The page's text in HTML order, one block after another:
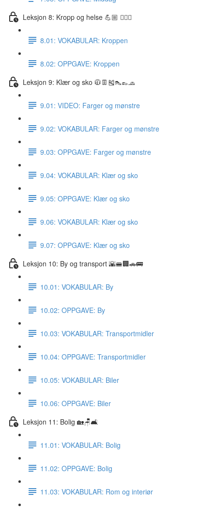
Leksjon 8: Kropp og helse 💪🏼 🏋🏽‍♀️
8.01: VOKABULAR: Kroppen
8.02: OPPGAVE: Kroppen
Leksjon 9: Klær og sko 🧥👖🎽👠👞🧢
9.01: VIDEO: Farger og mønstre
9.02: VOKABULAR: Farger og mønstre
9.03: OPPGAVE: Farger og mønstre
9.04: VOKABULAR: Klær og sko
9.05: OPPGAVE: Klær og sko
9.06: VOKABULAR: Klær og sko
9.07: OPPGAVE: Klær og sko
Leksjon 10: By og transport 🌇🚝🏢🚗🚌
10.01: VOKABULAR: By
10.02: OPPGAVE: By
10.03: VOKABULAR: Transportmidler
10.04: OPPGAVE: Transportmidler
10.05: VOKABULAR: Biler
10.06: OPPGAVE: Biler
Leksjon 11: Bolig 🏡🪑🛋
11.01: VOKABULAR: Bolig
11.02: OPPGAVE: Bolig
11.03: VOKABULAR: Rom og interiør